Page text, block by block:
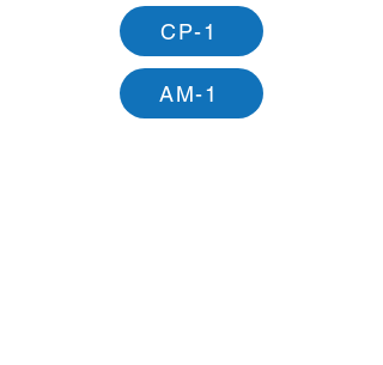
CP-1
AM-1